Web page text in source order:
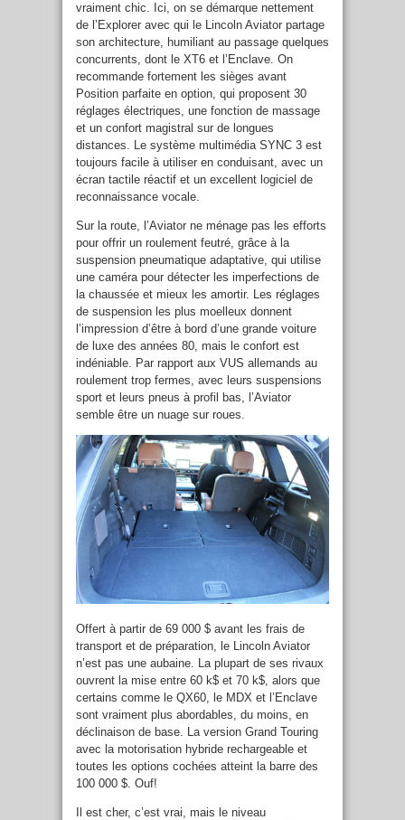
vraiment chic. Ici, on se démarque nettement
de l’Explorer avec qui le Lincoln Aviator partage
son architecture, humiliant au passage quelques
concurrents, dont le XT6 et l’Enclave. On
recommande fortement les sièges avant
Position parfaite en option, qui proposent 30
réglages électriques, une fonction de massage
et un confort magistral sur de longues
distances. Le système multimédia SYNC 3 est
toujours facile à utiliser en conduisant, avec un
écran tactile réactif et un excellent logiciel de
reconnaissance vocale.
Sur la route, l’Aviator ne ménage pas les efforts
pour offrir un roulement feutré, grâce à la
suspension pneumatique adaptative, qui utilise
une caméra pour détecter les imperfections de
la chaussée et mieux les amortir. Les réglages
de suspension les plus moelleux donnent
l’impression d’être à bord d’une grande voiture
de luxe des années 80, mais le confort est
indéniable. Par rapport aux VUS allemands au
roulement trop fermes, avec leurs suspensions
sport et leurs pneus à profil bas, l’Aviator
semble être un nuage sur roues.
Offert à partir de 69 000 $ avant les frais de
transport et de préparation, le Lincoln Aviator
n’est pas une aubaine. La plupart de ses rivaux
ouvrent la mise entre 60 k$ et 70 k$, alors que
certains comme le QX60, le MDX et l’Enclave
sont vraiment plus abordables, du moins, en
déclinaison de base. La version Grand Touring
avec la motorisation hybride rechargeable et
toutes les options cochées atteint la barre des
100 000 $. Ouf!
Il est cher, c’est vrai, mais le niveau